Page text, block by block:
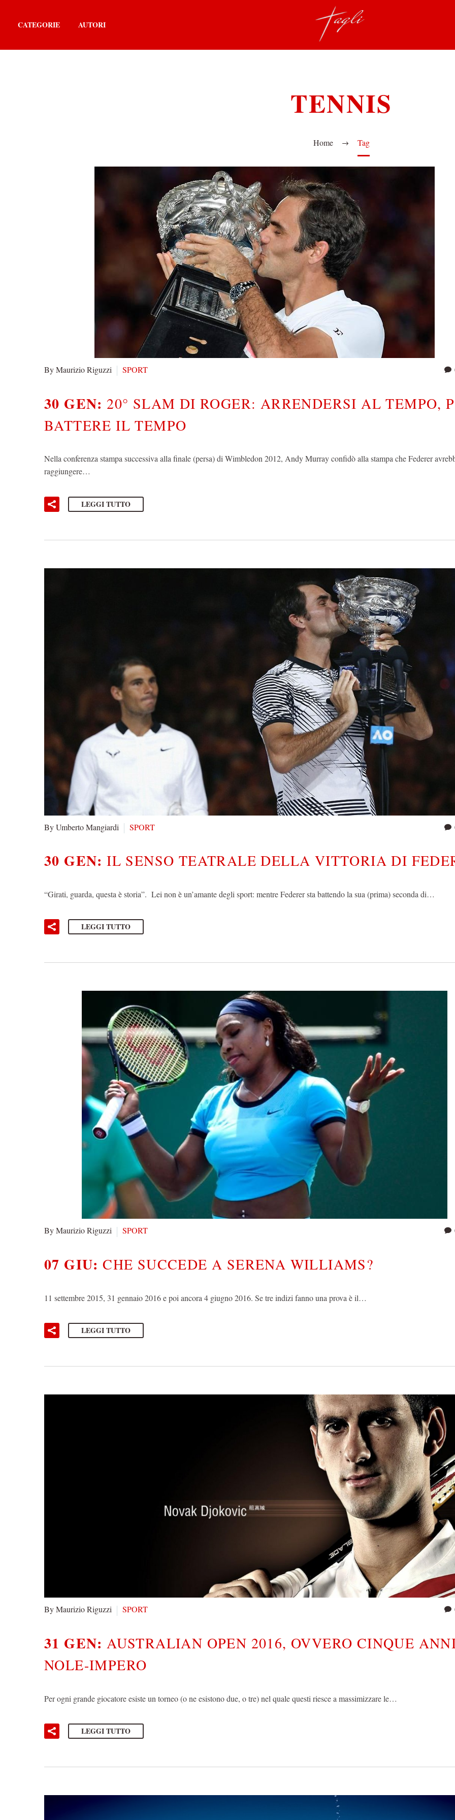
CATEGORIE AUTORI
TENNIS
Home Tag
By Maurizio Riguzzi SPORT
30 GEN: 20° SLAM DI ROGER: ARRENDERSI AL TEMPO,
BATTERE IL TEMPO
Nella conferenza stampa successiva alla finale (persa) di Wimbledon 2012, Andy Murray confidò alla stampa che Federer
raggiungere…
LEGGI TUTTO
By Umberto Mangiardi SPORT
30 GEN:IL SENSO TEATRALE DELLA VITTORIA DI
“Girati, guarda, questa è storia”. Lei non è un’amante degli sport: mentre Federer sta battendo la sua (prima) seconda di…
LEGGI TUTTO
By Maurizio Riguzzi SPORT
07 GIU:CHE SUCCEDE A SERENA WILLIAMS?
11 settembre 2015, 31 gennaio 2016 e poi ancora 4 giugno 2016. Se tre indizi fanno una prova è il…
LEGGI TUTTO
By Maurizio Riguzzi SPORT
31 GEN:AUSTRALIAN OPEN 2016, OVVERO CINQUE
NOLE-IMPERO
Per ogni grande giocatore esiste un torneo (o ne esistono due, o tre) nel quale questi riesce a massimizzare le…
LEGGI TUTTO